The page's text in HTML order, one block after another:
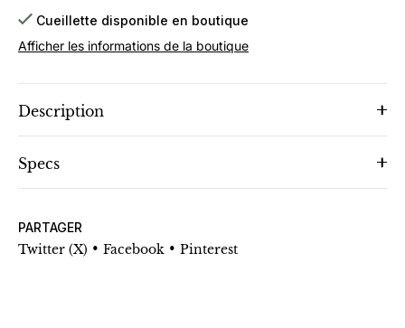
Cueillette disponible en boutique
Afficher les informations de la boutique
Description
Specs
PARTAGER
Twitter (X) • Facebook • Pinterest